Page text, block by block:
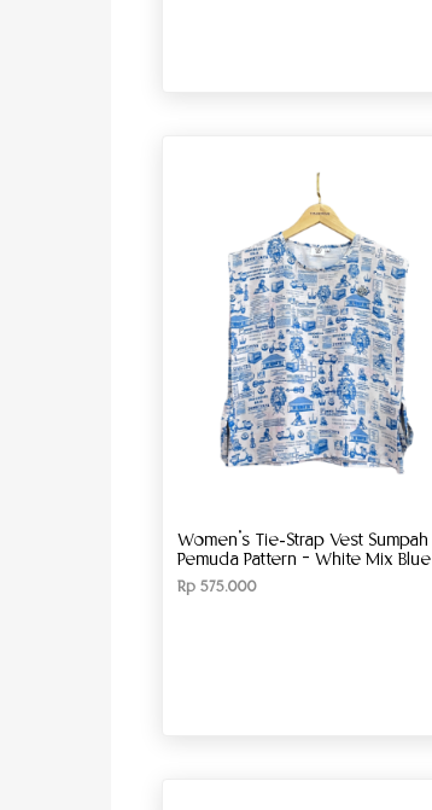
Women’s Tie-Strap Vest Sumpah
Pemuda Pattern – White Mix Blue
Rp 575.000